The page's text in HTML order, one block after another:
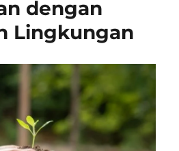
dengan
Lingkungan